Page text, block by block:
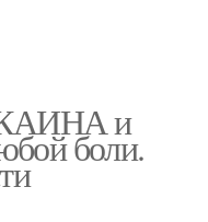
и
боли.